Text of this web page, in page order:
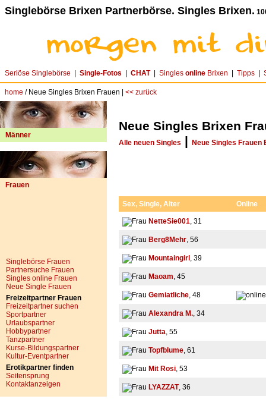
Singlebörse Brixen Partnerbörse. Singles Brixen.
Seriöse Singlebörse Single-Fotos CHAT| Singles online Brixen Tipps
home / Neue Singles Brixen Frauen | << zurück
Männer
Frauen
Singlebörse Frauen
Partnersuche Frauen
Singles online Frauen
Neue Single Frauen
Freizeitpartner Frauen
Freizeitpartner suchen
Sportpartner
Urlaubspartner
Hobbypartner
Tanzpartner
Kurse-Bildungspartner
Kultur-Eventpartner
Erotikpartner finden
Seitensprung
Kontaktanzeigen
Neue Singles Brixen
Alle neuen Singles | Neue Singles Frauen
Sex, Single, Alter Online
NetteSie001, 31
Berg8Mehr, 56
Mountaingirl , 39
Maoam, 45
Gemiatliche, 48
Alexandra M., 34
Jutta, 55
Topfblume, 61
Mit Rosi, 53
LYAZZAT, 36